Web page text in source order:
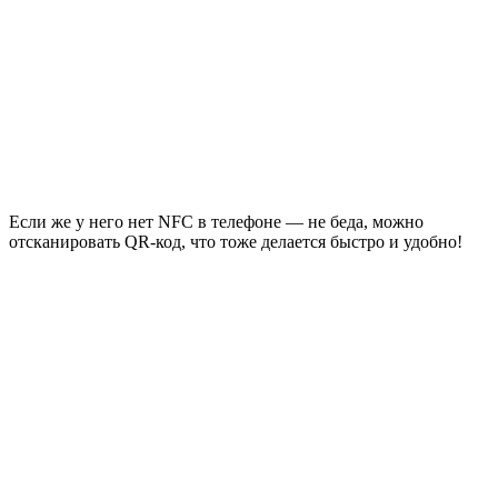
Если же у него нет NFC в телефоне — не беда, можно
отсканировать QR-код, что тоже делается быстро и удобно!